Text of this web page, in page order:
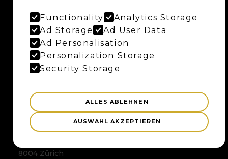
BERN
Maybaum AG
Uferweg 15
3013 Bern
ZÜRICH
Maybaum AG
8004 Zürich
Functionality
Analytics Storage
Ad Storage
Ad User Data
Ad Personalisation
Personalization Storage
Security Storage
ALLES ABLEHNEN
AUSWAHL AKZEPTIEREN